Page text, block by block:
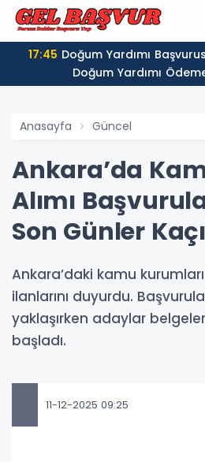
17:45
Doğum Yardımı
Anasayfa Güncel
Ankara’da
Alımı
Son Günler
Ankara’daki kamu
ilanlarını duyurdu.
yaklaşırken adaylar
başladı.
11-12-2025 09:25